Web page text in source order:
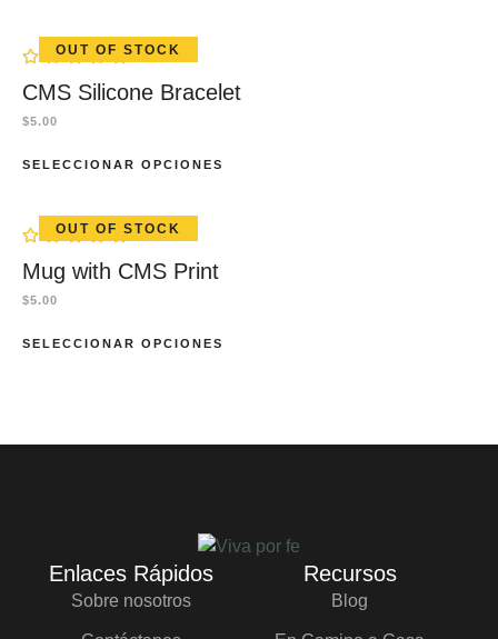
OUT OF STOCK
CMS Silicone Bracelet
$5.00
SELECCIONAR OPCIONES
OUT OF STOCK
Mug with CMS Print
$5.00
SELECCIONAR OPCIONES
Enlaces Rápidos
Sobre nosotros
Recursos
Blog